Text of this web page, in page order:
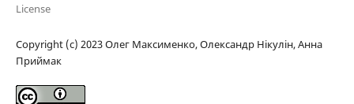
License
Copyright (c) 2023 Олег Максименко, Олександр Нікулін, Анна
Приймак